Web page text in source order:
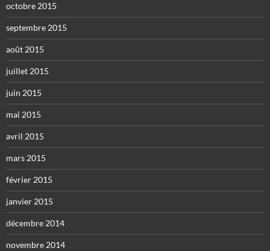
octobre 2015
septembre 2015
août 2015
juillet 2015
juin 2015
mai 2015
avril 2015
mars 2015
février 2015
janvier 2015
décembre 2014
novembre 2014